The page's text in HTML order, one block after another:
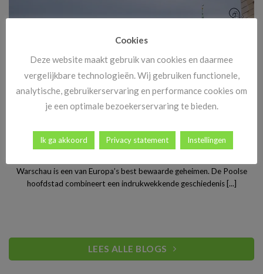
Stedentrip Warschau: ontdek de verrassende charme van
Polen’s bruisende hoofdstad
Warschau is een van Europa’s best bewaarde geheimen. De Poolse
hoofdstad combineert een indrukwekkende geschiedenis [...]
LEES ALLE BLOGS
Cookies
Deze website maakt gebruik van cookies en daarmee
vergelijkbare technologieën. Wij gebruiken functionele,
analytische, gebruikerservaring en performance cookies om
je een optimale bezoekerservaring te bieden.
Ik ga akkoord Privacy statement Instellingen